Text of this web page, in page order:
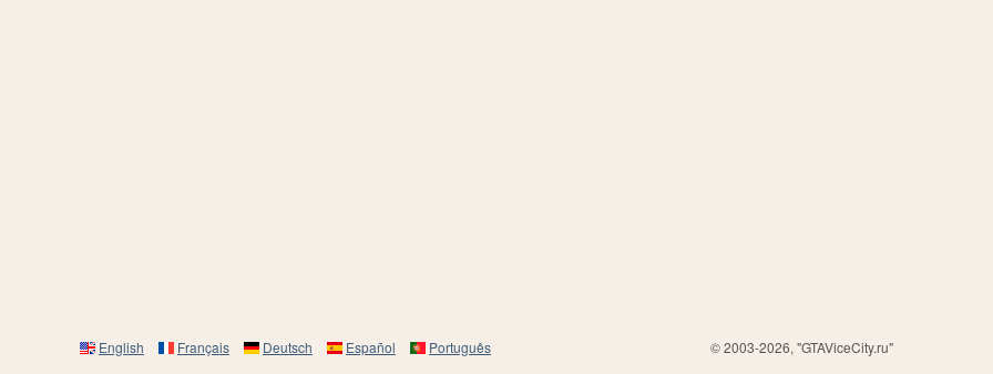
English Français Deutsch Español Português
© 2003-2026, "GTAViceCity.ru"